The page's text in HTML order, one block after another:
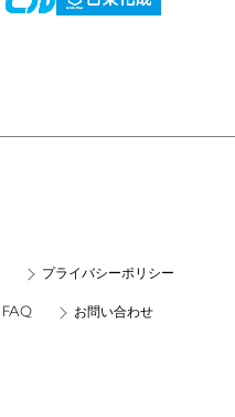
プライバシーポリシー
FAQ お問い合わせ